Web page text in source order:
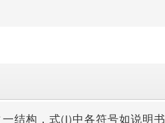
结构，式(I)中各符号如说明书